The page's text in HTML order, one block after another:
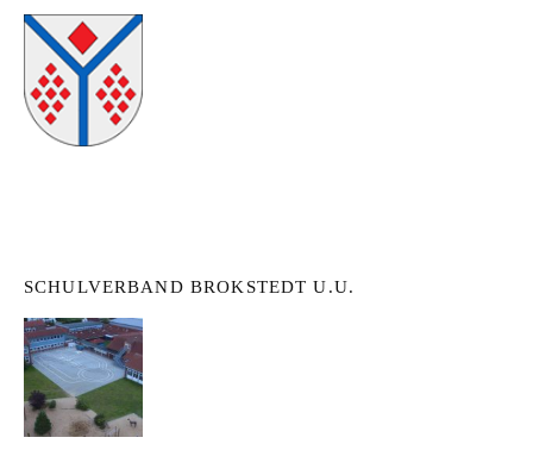
SCHULVERBAND BROKSTEDT U.U.